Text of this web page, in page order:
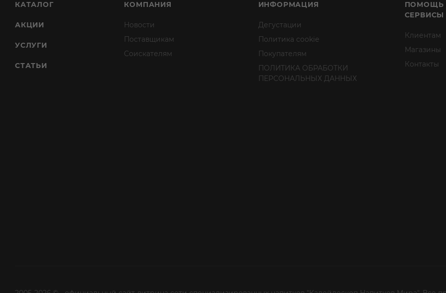
КАТАЛОГ
АКЦИИ
УСЛУГИ
СТАТЬИ
КОМПАНИЯ
Новости
Поставщикам
Соискателям
ИНФОРМАЦИЯ
Дегустации
Политика cookie
Покупателям
ПОЛИТИКА ОБРАБОТКИ
ПЕРСОНАЛЬНЫХ ДАННЫХ
ПОМОЩЬ
СЕРВИСЫ
Клиентам
Магазины
Контакты